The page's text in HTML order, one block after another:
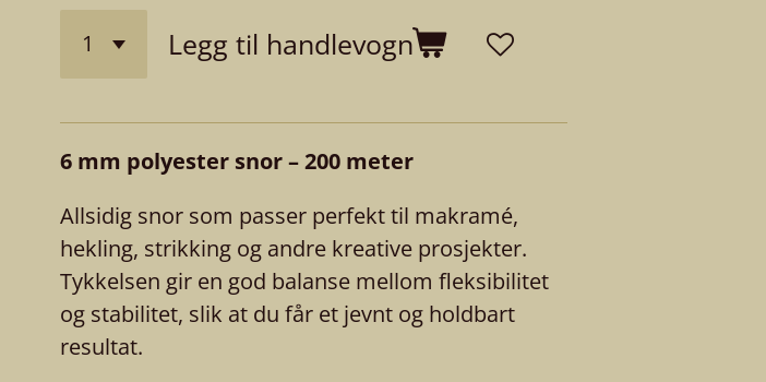
Legg til handlevogn
6 mm polyester snor – 200 meter
Allsidig snor som passer perfekt til makramé,
hekling, strikking og andre kreative prosjekter.
Tykkelsen gir en god balanse mellom fleksibilitet
og stabilitet, slik at du får et jevnt og holdbart
resultat.